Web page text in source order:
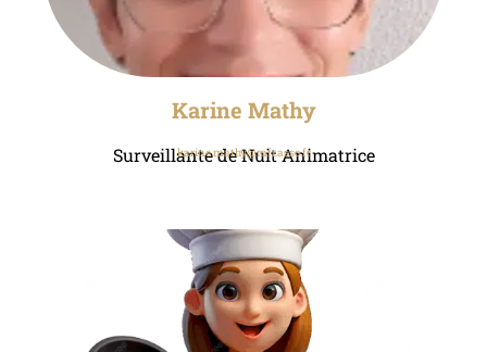
Karine Mathy
Surveillante de Nuit Animatrice
karine.mathy@mfr.asso.fr